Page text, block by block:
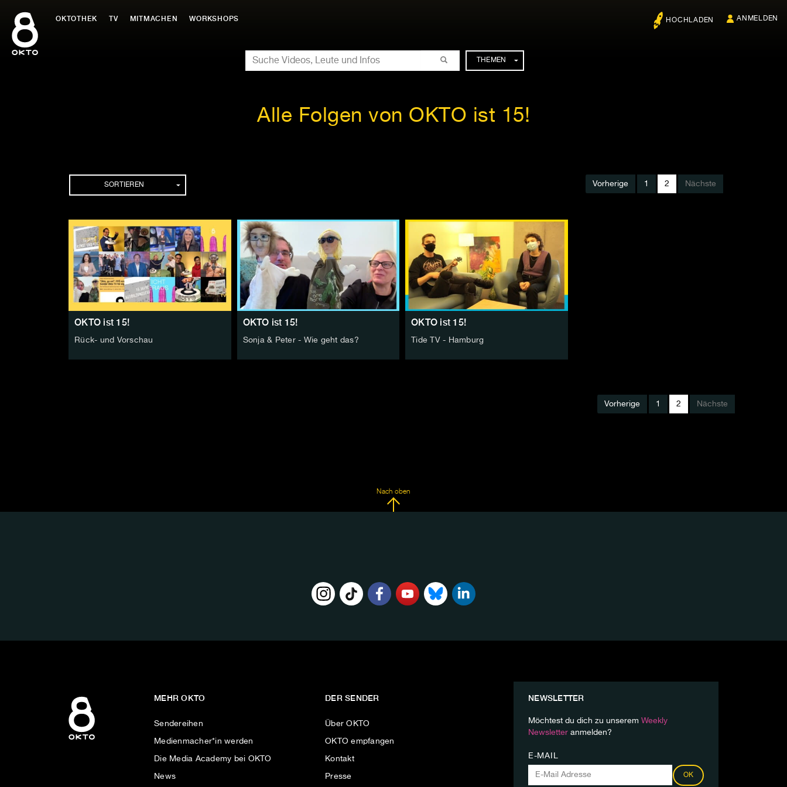
Inhalt
springen
OKTOTHEK TV MITMACHEN WORKSHOPS HOCHLADEN ANMELDEN
SUCHE
THEMEN
Alle Folgen von OKTO ist 15!
Folgen
SORTIEREN Vorherige 1 2 Nächste
OKTO ist 15!
Rück- und Vorschau
OKTO ist 15!
Sonja & Peter - Wie geht das?
OKTO ist 15!
Tide TV - Hamburg
Vorherige 1 2 Nächste
Nach oben
MEHR OKTO
Sendereihen
Medienmacher*in werden
Die Media Academy bei OKTO
News
DER SENDER
Über OKTO
OKTO empfangen
Kontakt
Presse
NEWSLETTER
Möchtest du dich zu unserem Weekly
Newsletter anmelden?
E-MAIL
OK